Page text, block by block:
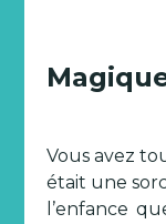
Vous avez
était une
l’enfance